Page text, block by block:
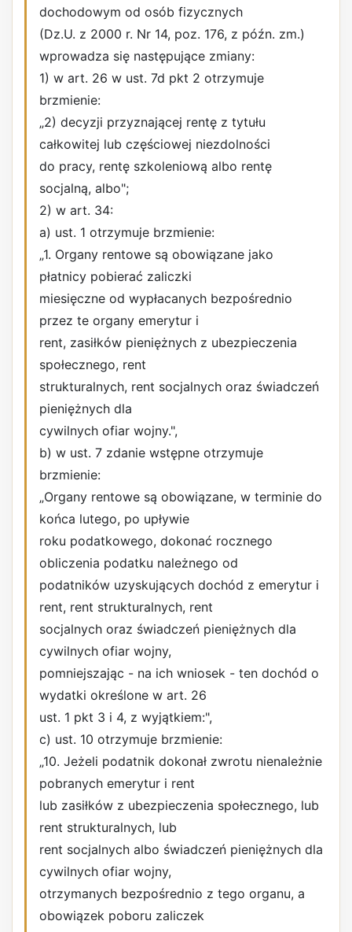
dochodowym od osób fizycznych
(Dz.U. z 2000 r. Nr 14, poz. 176, z późn. zm.)
wprowadza się następujące zmiany:
1) w art. 26 w ust. 7d pkt 2 otrzymuje
brzmienie:
„2) decyzji przyznającej rentę z tytułu
całkowitej lub częściowej niezdolności
do pracy, rentę szkoleniową albo rentę
socjalną, albo";
2) w art. 34:
a) ust. 1 otrzymuje brzmienie:
„1. Organy rentowe są obowiązane jako
płatnicy pobierać zaliczki
miesięczne od wypłacanych bezpośrednio
przez te organy emerytur i
rent, zasiłków pieniężnych z ubezpieczenia
społecznego, rent
strukturalnych, rent socjalnych oraz świadczeń
pieniężnych dla
cywilnych ofiar wojny.",
b) w ust. 7 zdanie wstępne otrzymuje
brzmienie:
„Organy rentowe są obowiązane, w terminie do
końca lutego, po upływie
roku podatkowego, dokonać rocznego
obliczenia podatku należnego od
podatników uzyskujących dochód z emerytur i
rent, rent strukturalnych, rent
socjalnych oraz świadczeń pieniężnych dla
cywilnych ofiar wojny,
pomniejszając - na ich wniosek - ten dochód o
wydatki określone w art. 26
ust. 1 pkt 3 i 4, z wyjątkiem:",
c) ust. 10 otrzymuje brzmienie:
„10. Jeżeli podatnik dokonał zwrotu nienależnie
pobranych emerytur i rent
lub zasiłków z ubezpieczenia społecznego, lub
rent strukturalnych, lub
rent socjalnych albo świadczeń pieniężnych dla
cywilnych ofiar wojny,
otrzymanych bezpośrednio z tego organu, a
obowiązek poboru zaliczek